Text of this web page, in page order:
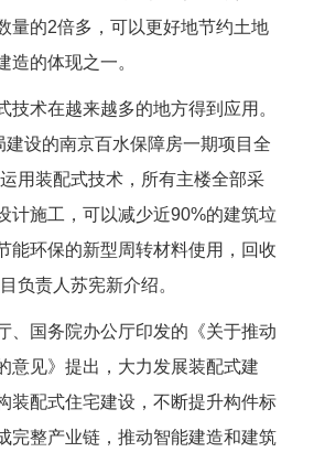
量的2倍多，可以更好地节约土地
造的体现之一。
术在越来越多的地方得到应用。
设的南京百水保障房一期项目全
用装配式技术，所有主楼全部采
计施工，可以减少近90%的建筑垃
能环保的新型周转材料使用，回收
负责人苏宪新介绍。
国务院办公厅印发的《关于推动
意见》提出，大力发展装配式建
装配式住宅建设，不断提升构件标
完整产业链，推动智能建造和建筑